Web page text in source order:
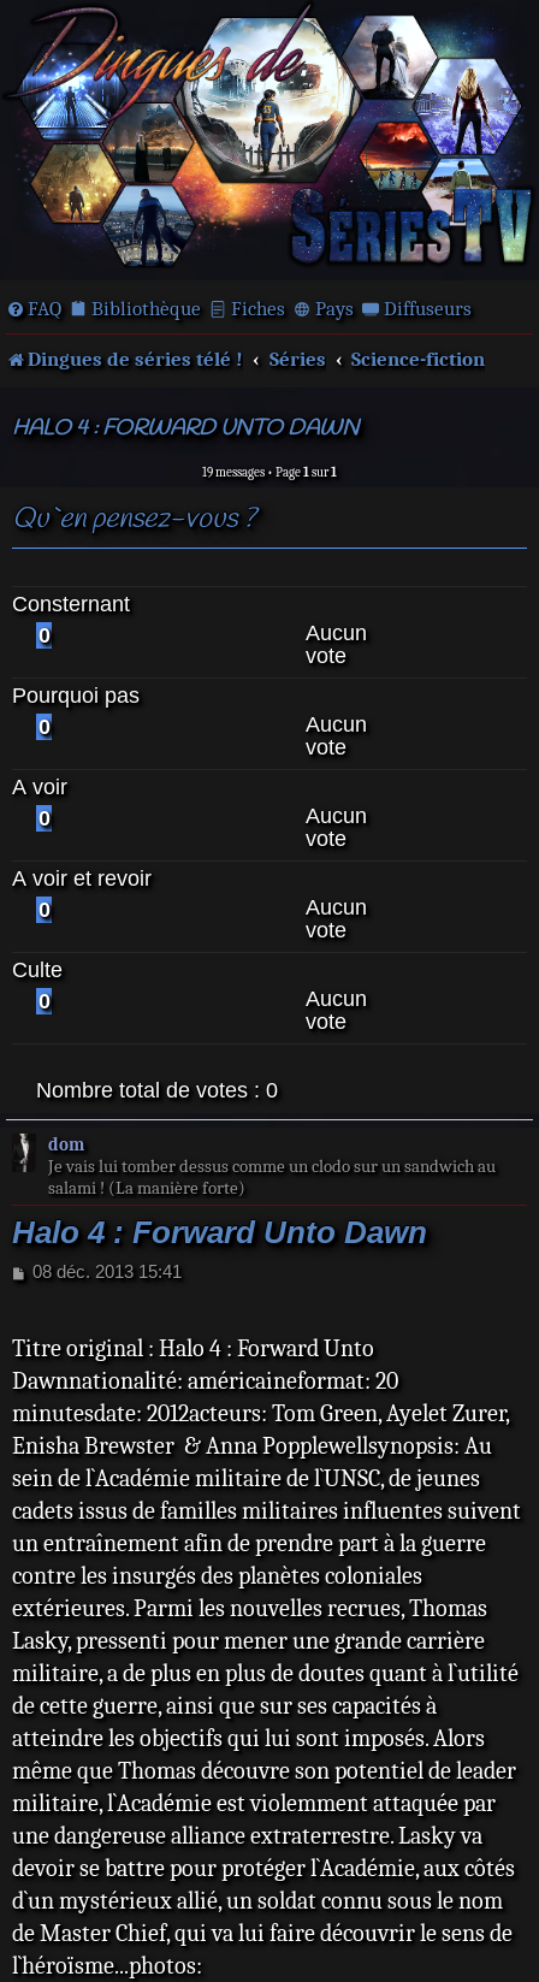
FAQ Bibliothèque Fiches Pays Diffuseurs
Dingues de séries télé ! Séries Science-fiction
HALO 4 : FORWARD UNTO DAWN
19 messages • Page1sur1
Qu`en pensez-vous ?
Consternant
0
Aucun
vote
Pourquoi pas
0
Aucun
vote
A voir
0
Aucun
vote
A voir et revoir
0
Aucun
vote
Culte
0
Aucun
vote
Nombre total de votes : 0
dom
Je vais lui tomber dessus comme un clodo sur un sandwich au
salami ! (La manière forte)
Halo 4 : Forward Unto Dawn
M
s
a
g
e
08 déc. 2013 15:41
Titre original : Halo 4 : Forward Unto
Dawnnationalité: américaineformat: 20
minutesdate: 2012acteurs: Tom Green, Ayelet Zurer,
Enisha Brewster & Anna Popplewellsynopsis: Au
sein de l`Académie militaire de l`UNSC, de jeunes
cadets issus de familles militaires influentes suivent
un entraînement afin de prendre part à la guerre
contre les insurgés des planètes coloniales
extérieures. Parmi les nouvelles recrues, Thomas
Lasky, pressenti pour mener une grande carrière
militaire, a de plus en plus de doutes quant à l`utilité
de cette guerre, ainsi que sur ses capacités à
atteindre les objectifs qui lui sont imposés. Alors
même que Thomas découvre son potentiel de leader
militaire, l`Académie est violemment attaquée par
une dangereuse alliance extraterrestre. Lasky va
devoir se battre pour protéger l`Académie, aux côtés
d`un mystérieux allié, un soldat connu sous le nom
de Master Chief, qui va lui faire découvrir le sens de
l`héroïsme...photos: